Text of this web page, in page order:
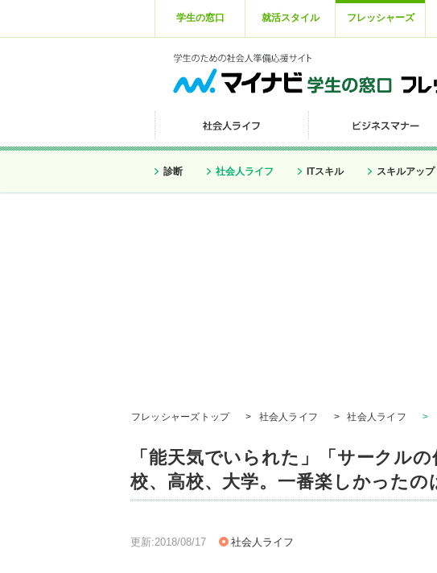
学生の窓口 就活スタイル フレッシャーズ
診断 社会人ライフ ITスキル スキルアップ
フレッシャーズトップ > 社会人ライフ > 社会人ライフ >
「能天気でいられた」「サークル
校、高校、大学。一番楽しかったの
更新:2018/08/17 社会人ライフ